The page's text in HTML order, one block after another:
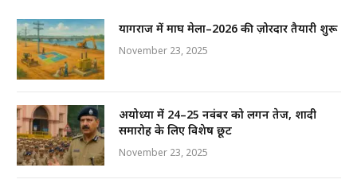
p o
k प्रयागराज में माघ मेला–2026 की ज़ोरदार तैयारी शुरू
November 23, 2025
अयोध्या में 24–25 नवंबर को लगन तेज, शादी
समारोह के लिए विशेष छूट
November 23, 2025